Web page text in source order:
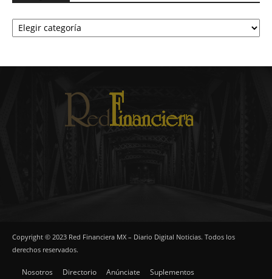
Categorías
Copyright © 2023 Red Financiera MX – Diario Digital Noticias. Todos los
derechos reservados.
Nosotros Directorio Anúnciate Suplementos